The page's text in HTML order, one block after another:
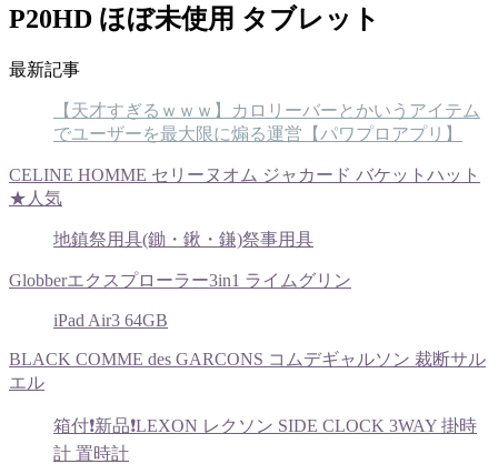
P20HD ほぼ未使用 タブレット
最新記事
【天才すぎるｗｗｗ】カロリーバーとかいうアイテム
でユーザーを最大限に煽る運営【パワプロアプリ】
CELINE HOMME セリーヌオム ジャカード バケットハット
★人気
地鎮祭用具(鋤・鍬・鎌)祭事用具
Globberエクスプローラー3in1 ライムグリン
iPad Air3 64GB
BLACK COMME des GARCONS コムデギャルソン 裁断サル
エル
箱付❗️新品❗️LEXON レクソン SIDE CLOCK 3WAY 掛時
計 置時計